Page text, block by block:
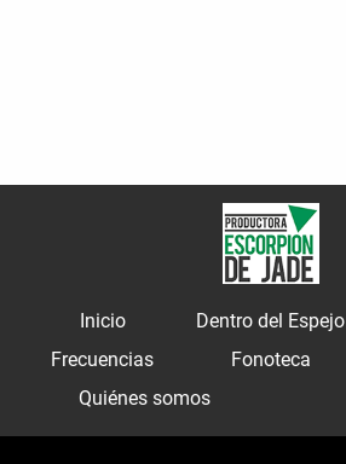
Inicio Dentro del Espejo
Frecuencias
Fonoteca
Quiénes somos